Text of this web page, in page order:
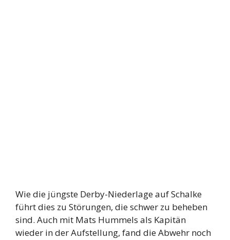
Wie die jüngste Derby-Niederlage auf Schalke
führt dies zu Störungen, die schwer zu beheben
sind. Auch mit Mats Hummels als Kapitän
wieder in der Aufstellung, fand die Abwehr noch